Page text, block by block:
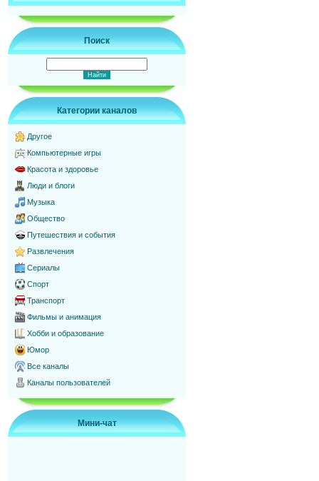
Поиск
Категории каналов
Другое
Компьютерные игры
Красота и здоровье
Люди и блоги
Музыка
Общество
Путешествия и события
Развлечения
Сериалы
Спорт
Транспорт
Фильмы и анимация
Хобби и образование
Юмор
Все каналы
Каналы пользователей
Мини-чат